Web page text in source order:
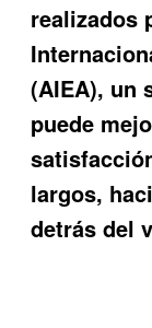
realizados
(AIEA), un
puede
largos,
detrás del